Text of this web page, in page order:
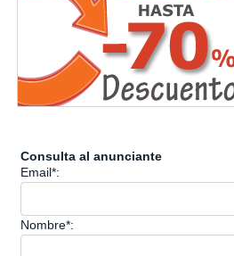
Consulta al anunciante
Email*:
Nombre*: